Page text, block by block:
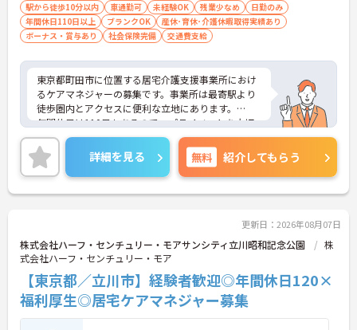
駅から徒歩10分以内 車通勤可 未経験OK 残業少なめ
日勤のみ
年間休日110日以上
ブランクOK
産休･育休･介護休暇取得実績あり
ボーナス・賞与あり
社会保険完備 交通費支給
東京都町田市に位置する居宅介護支援事業所におけ
るケアマネジャーの募集です。事業所は最寄駅より
徒歩圏内とアクセスに便利な立地にあります。
年間休日は110日もあるので、プライベートを大切
にしながらご勤務いただけます。
ご興味のある方には、面接対策ポイントなど、さら
に詳細をお話しいたしますのでお気軽にご相談くだ
さい！
詳細を見る 無料 紹介してもらう
更新日：2026年08月07日
株式会社ハーフ・センチュリー・モアサンシティ立川昭和記念公園
株
式会社ハーフ・センチュリー・モア
【東京都／立川市】経験者歓迎◎年間休日120×
福利厚生◎居宅ケアマネジャー募集